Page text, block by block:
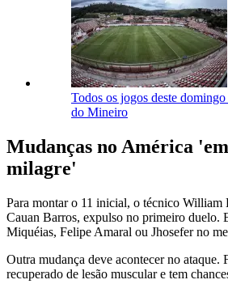
Todos os jogos deste
do Mineiro
Mudanças no América
milagre'
Para montar o 11 inicial, o técnico William
Cauan Barros, expulso no primeiro duelo.
Miquéias, Felipe Amaral ou Jhosefer no
Outra mudança deve acontecer no ataque.
recuperado de lesão muscular e tem